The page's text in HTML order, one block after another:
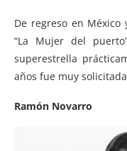
De regreso en
“La Mujer del
superestrella
años fue muy
Ramón Novarro